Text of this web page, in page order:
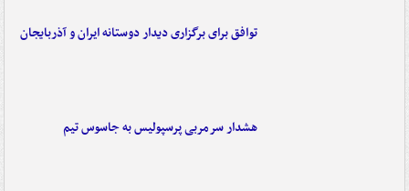
توافق برای برگزاری دیدار دوستانه ایران و آذربایجان
هشدار سرمربی پرسپولیس به جاسوس تیم